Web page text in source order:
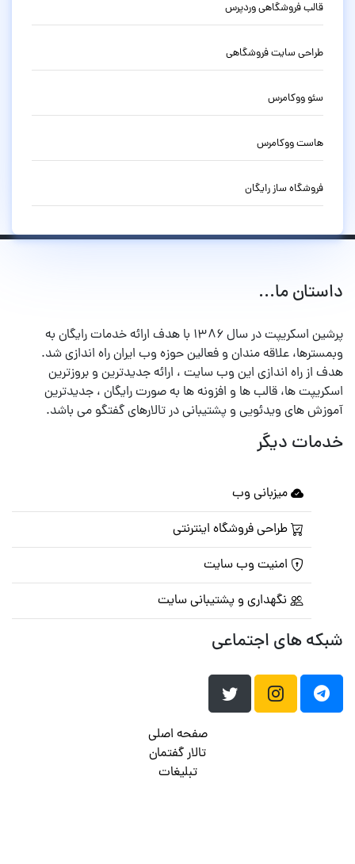
قالب فروشگاهی وردپرس
طراحی سایت فروشگاهی
سئو ووکامرس
هاست ووکامرس
فروشگاه ساز رایگان
داستان ما...
پرشین اسکریپت در سال ۱۳۸۶ با هدف ارائه خدمات رایگان به
وبمسترها، علاقه مندان و فعالین حوزه وب ایران راه اندازی شد.
هدف از راه اندازی این وب سایت ، ارائه جدیدترین و بروزترین
اسکریپت ها، قالب ها و افزونه ها به صورت رایگان ، جدیدترین
آموزش های ویدئویی و پشتیبانی در تالارهای گفتگو می باشد.
خدمات دیگر
میزبانی وب
طراحی فروشگاه اینترنتی
امنیت وب سایت
نگهداری و پشتیبانی سایت
شبکه های اجتماعی
صفحه اصلی
تالار گفتمان
تبلیغات